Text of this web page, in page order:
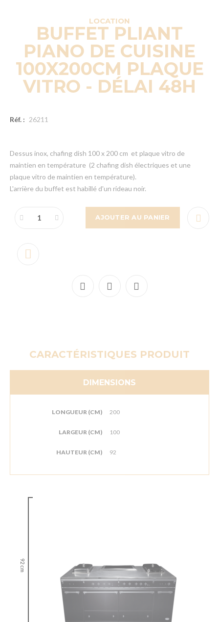
LOCATION
BUFFET PLIANT
PIANO DE CUISINE
100X200CM PLAQUE
VITRO - DÉLAI 48H
Réf. : 26211
Dessus inox, chafing dish 100 x 200 cm et plaque vitro de
maintien en température (2 chafing dish électriques et une
plaque vitro de maintien en température).
L'arrière du buffet est habillé d'un rideau noir.
AJOUTER AU PANIER
CARACTÉRISTIQUES PRODUIT
DIMENSIONS
LONGUEUR (CM) 200
LARGEUR (CM) 100
HAUTEUR (CM) 92
92 cm